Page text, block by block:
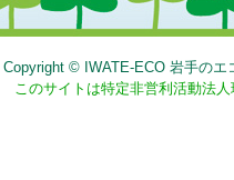
Copyright © IWATE-ECO 岩手のエ
このサイトは特定非営利活動法